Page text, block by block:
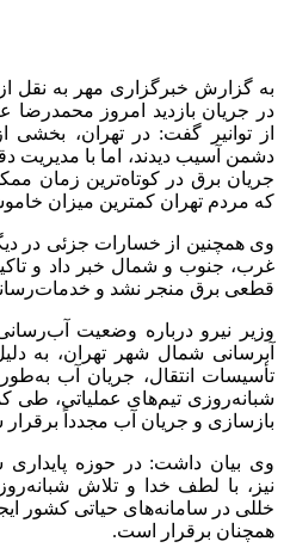
به گزارش خبرگزاری مهر به نقل
در جریان بازدید امروز
از توانیر گفت: در تهران،
دشمن آسیب دیدند، اما با مدیریت
جریان برق در کوتاه‌ترین زمان
که مردم تهران کمترین میزان
وی همچنین از خسارات جزئی در
غرب، جنوب و شمال خبر داد و
قطعی برق منجر نشد و
وزیر نیرو درباره وضعیت
آبرسانی شمال شهر تهران، به
تأسیسات انتقال، جریان آب
بازسازی و جریان آب مجدداً
وی بیان داشت: در حوزه پایداری
نیز، با لطف خدا و تلاش
خللی در سامانه‌های حیاتی کشور
همچنان برقرار است.